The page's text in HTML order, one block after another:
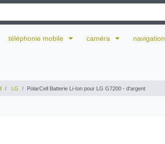
téléphonie mobile caméra navigation
LG PolarCell Batterie Li-Ion pour LG G7200 - d'argent